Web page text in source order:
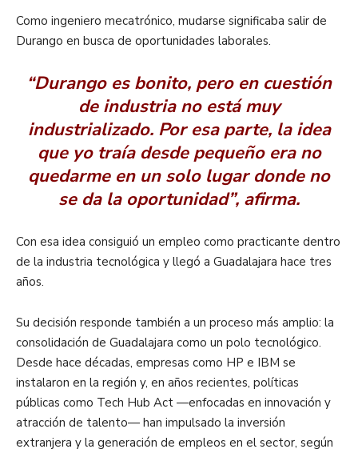
Como ingeniero mecatrónico, mudarse significaba salir de
Durango en busca de oportunidades laborales.
“Durango es bonito, pero en cuestión
de industria no está muy
industrializado. Por esa parte, la idea
que yo traía desde pequeño era no
quedarme en un solo lugar donde no
se da la oportunidad”, afirma.
Con esa idea consiguió un empleo como practicante dentro
de la industria tecnológica y llegó a Guadalajara hace tres
años.
Su decisión responde también a un proceso más amplio: la
consolidación de Guadalajara como un polo tecnológico.
Desde hace décadas, empresas como HP e IBM se
instalaron en la región y, en años recientes, políticas
públicas como Tech Hub Act —enfocadas en innovación y
atracción de talento— han impulsado la inversión
extranjera y la generación de empleos en el sector, según